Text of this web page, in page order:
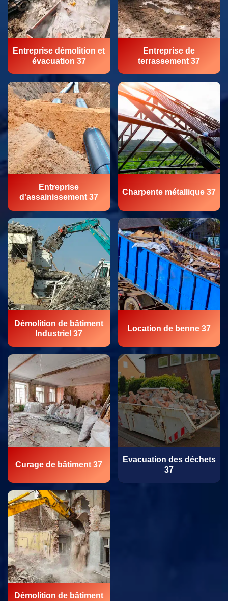
Entreprise démolition et
évacuation 37
Entreprise de
terrassement 37
Entreprise
d'assainissement 37
Charpente métallique 37
Démolition de bâtiment
Industriel 37
Location de benne 37
Curage de bâtiment 37
Evacuation des déchets
37
Démolition de bâtiment